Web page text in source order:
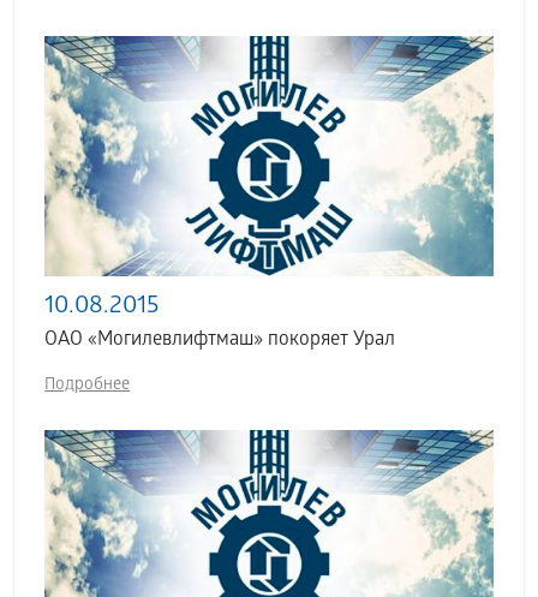
10.08.2015
ОАО «Могилевлифтмаш» покоряет Урал
Подробнее